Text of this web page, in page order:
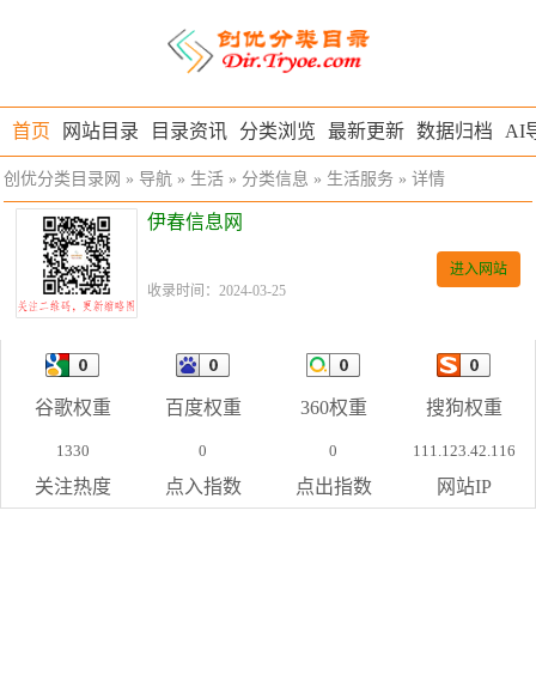
首页 网站目录 目录资讯 分类浏览 最新更新 数据归档 AI
创优分类目录网 » 导航 » 生活 » 分类信息 » 生活服务 » 详情
伊春信息网
收录时间：2024-03-25
进入网站
谷歌权重 百度权重 360权重 搜狗权重
1330
关注热度
0
点入指数
0
点出指数
111.123.42.116
网站IP